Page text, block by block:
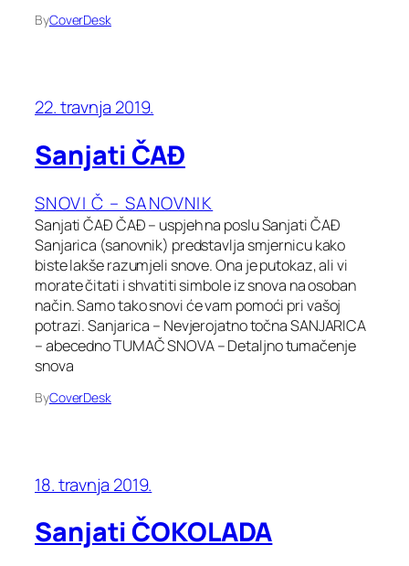
ByCoverDesk
22. travnja 2019.
Sanjati ČAĐ
SNOVI Č – SANOVNIK
Sanjati ČAĐ ČAĐ – uspjeh na poslu Sanjati ČAĐ
Sanjarica (sanovnik) predstavlja smjernicu kako
biste lakše razumjeli snove. Ona je putokaz, ali vi
morate čitati i shvatiti simbole iz snova na osoban
način. Samo tako snovi će vam pomoći pri vašoj
potrazi. Sanjarica – Nevjerojatno točna SANJARICA
– abecedno TUMAČ SNOVA – Detaljno tumačenje
snova
ByCoverDesk
18. travnja 2019.
Sanjati ČOKOLADA